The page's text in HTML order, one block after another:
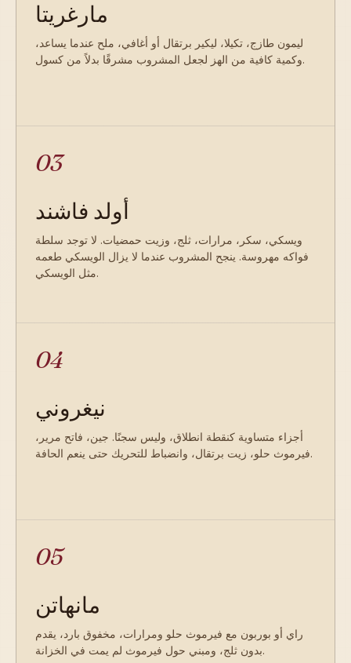
مارغريتا
ليمون طازج، تكيلا، ليكير برتقال أو أغافي، ملح عندما يساعد،
وكمية كافية من الهز لجعل المشروب مشرقًا بدلاً من كسول.
03
أولد فاشند
ويسكي، سكر، مرارات، ثلج، وزيت حمضيات. لا توجد سلطة
فواكه مهروسة. ينجح المشروب عندما لا يزال الويسكي طعمه
مثل الويسكي.
04
نيغروني
أجزاء متساوية كنقطة انطلاق، وليس سجنًا. جين، فاتح مرير،
فيرموث حلو، زيت برتقال، وانضباط للتحريك حتى ينعم الحافة.
05
مانهاتن
راي أو بوربون مع فيرموث حلو ومرارات، مخفوق بارد، يقدم
بدون ثلج، ومبني حول فيرموث لم يمت في الخزانة.